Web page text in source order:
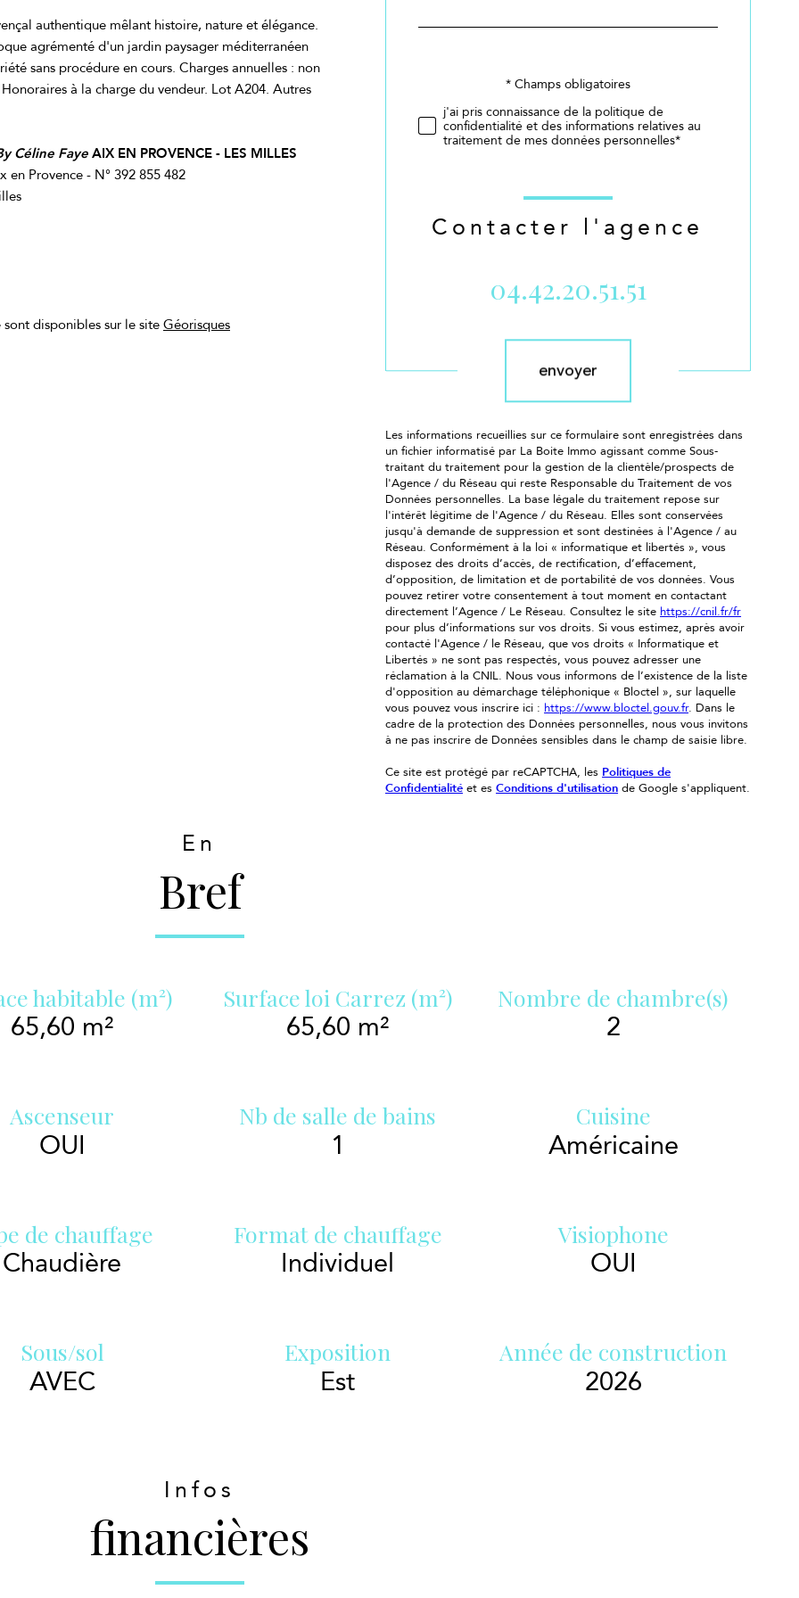
authentique mêlant histoire, nature et élégance.
agrémenté d'un jardin paysager méditerranéen
sans procédure en cours. Charges annuelles : non
à la charge du vendeur. Lot A204. Autres
Céline Faye AIX EN PROVENCE - LES MILLES
Provence - N° 392 855 482
disponibles sur le site Géorisques
défaut
Validation* Champs obligatoires
j'ai pris connaissance de la politique de
confidentialité et des informations relatives au
traitement de mes données personnelles*
Contacter l'agence
04.42.20.51.51
envoyer
Les informations recueillies sur ce formulaire sont enregistrées dans
un fichier informatisé par La Boite Immo agissant comme Sous-
traitant du traitement pour la gestion de la clientèle/prospects de
l'Agence / du Réseau qui reste Responsable du Traitement de vos
Données personnelles. La base légale du traitement repose sur
l'intérêt légitime de l'Agence / du Réseau. Elles sont conservées
jusqu'à demande de suppression et sont destinées à l'Agence / au
Réseau. Conformément à la loi « informatique et libertés », vous
disposez des droits d’accès, de rectification, d’effacement,
d’opposition, de limitation et de portabilité de vos données. Vous
pouvez retirer votre consentement à tout moment en contactant
directement l’Agence / Le Réseau. Consultez le site https://cnil.fr/fr
pour plus d’informations sur vos droits. Si vous estimez, après avoir
contacté l'Agence / le Réseau, que vos droits « Informatique et
Libertés » ne sont pas respectés, vous pouvez adresser une
réclamation à la CNIL. Nous vous informons de l’existence de la liste
d'opposition au démarchage téléphonique « Bloctel », sur laquelle
vous pouvez vous inscrire ici : https://www.bloctel.gouv.fr. Dans le
cadre de la protection des Données personnelles, nous vous invitons
à ne pas inscrire de Données sensibles dans le champ de saisie libre.
Ce site est protégé par reCAPTCHA, les Politiques de
Confidentialité et es Conditions d'utilisation de Google s'appliquent.
En
Bref
habitable (m²)
65,60 m²
Surface loi Carrez (m²)
65,60 m²
Nombre de chambre(s)
2
Ascenseur
OUI
Nb de salle de bains
1
Cuisine
Américaine
de chauffage
Chaudière
Format de chauffage
Individuel
Visiophone
OUI
Sous/sol
AVEC
Exposition
Est
Année de construction
2026
Infos
financières